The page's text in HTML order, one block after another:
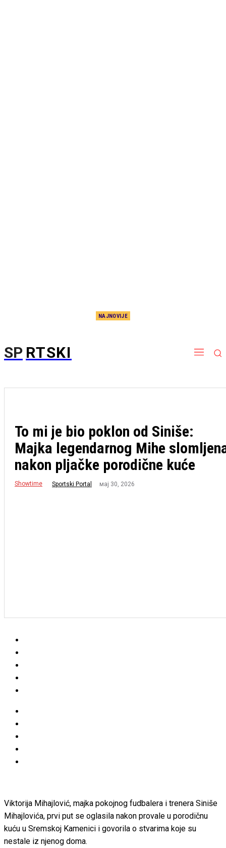
NAJNOVIJE
SP RTSKI
To mi je bio poklon od Siniše:
Majka legendarnog Mihe
nakon pljačke porodične kuće
Showtime Sportski Portal мај 30, 2026
Viktorija Mihajlović, majka pokojnog fudbalera i trenera Siniše
Mihajlovića, prvi put se oglasila nakon provale u porodičnu
kuću u Sremskoj Kamenici i govorila o stvarima koje su
nestale iz njenog doma.